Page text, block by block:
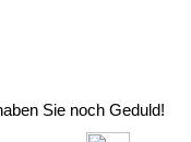
Sie noch Geduld!